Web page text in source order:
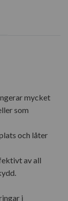
mycket
som
och låter
av all
i